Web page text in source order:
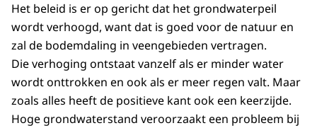
Het beleid is er op gericht dat het grondwaterpeil
wordt verhoogd, want dat is goed voor de natuur en
zal de bodemdaling in veengebieden vertragen.
Die verhoging ontstaat vanzelf als er minder water
wordt onttrokken en ook als er meer regen valt. Maar
zoals alles heeft de positieve kant ook een keerzijde.
Hoge grondwaterstand veroorzaakt een probleem bij